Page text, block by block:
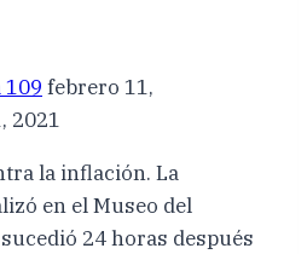
109 febrero 11,
2021
la inflación. La
en el Museo del
24 horas después